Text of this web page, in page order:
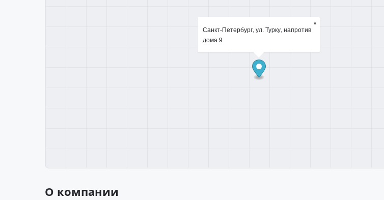
Санкт-Петербург, ул. Турку, напротив
дома 9
×
О компании